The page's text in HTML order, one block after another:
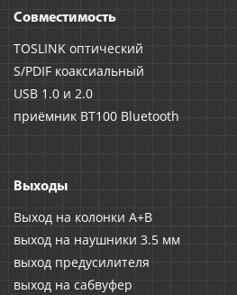
Совместимость
TOSLINK оптический
S/PDIF коаксиальный
USB 1.0 и 2.0
приёмник BT100 Bluetooth
Выходы
Выход на колонки A+B
выход на наушники 3.5 мм
выход предусилителя
выход на сабвуфер